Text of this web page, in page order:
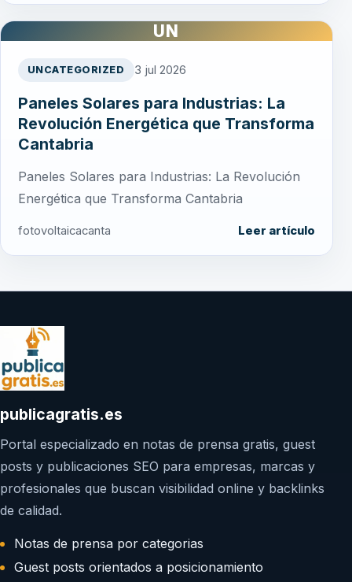
UN
UNCATEGORIZED 3 jul 2026
Paneles Solares para Industrias: La
Revolución Energética que Transforma
Cantabria
Paneles Solares para Industrias: La Revolución
Energética que Transforma Cantabria
fotovoltaicacanta Leer artículo
publicagratis.es
Portal especializado en notas de prensa gratis, guest
posts y publicaciones SEO para empresas, marcas y
profesionales que buscan visibilidad online y backlinks
de calidad.
Notas de prensa por categorias
Guest posts orientados a posicionamiento